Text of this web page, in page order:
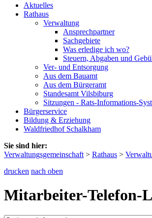
Aktuelles
Rathaus
Verwaltung
Ansprechpartner
Sachgebiete
Was erledige ich wo?
Steuern, Abgaben und
Ver- und Entsorgung
Aus dem Bauamt
Aus dem Bürgeramt
Standesamt Vilsbiburg
Sitzungen - Rats-Informations-
Bürgerservice
Bildung & Erziehung
Waldfriedhof Schalkham
Sie sind hier:
Verwaltungsgemeinschaft > Rathaus >
drucken nach oben
Mitarbeiter-Telefon-